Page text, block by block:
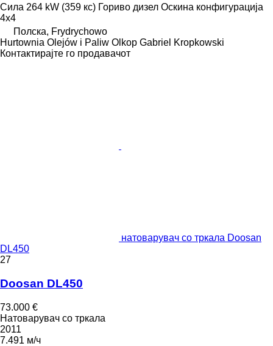
Сила 264 kW (359 кс) Гориво дизел Оскина конфигурација
4x4
Полска, Frydrychowo
Hurtownia Olejów i Paliw Olkop Gabriel Kropkowski
Контактирајте го продавачот
натоварувач со тркала Doosan
DL450
27
Doosan DL450
73.000 €
Натоварувач со тркала
2011
7.491 м/ч